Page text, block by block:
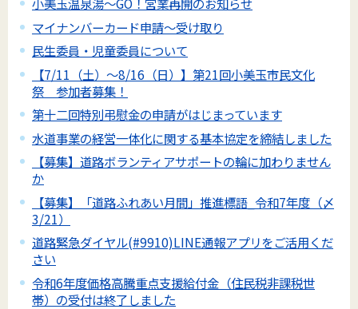
マイナンバーカード申請～受け取り
民生委員・児童委員について
【7/11（土）～8/16（日）】第21回小美玉市民文化
祭 参加者募集！
第十二回特別弔慰金の申請がはじまっています
水道事業の経営一体化に関する基本協定を締結しました
【募集】道路ボランティアサポートの輪に加わりません
か
【募集】「道路ふれあい月間」推進標語_令和7年度（〆
3/21）
道路緊急ダイヤル(#9910)LINE通報アプリをご活用くだ
さい
令和6年度価格高騰重点支援給付金（住民税非課税世
帯）の受付は終了しました